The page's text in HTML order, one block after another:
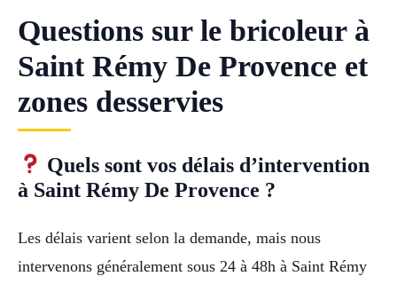
Questions sur le bricoleur à
Saint Rémy De Provence et
zones desservies
Quels sont vos délais d’intervention
à Saint Rémy De Provence ?
Les délais varient selon la demande, mais nous
intervenons généralement sous 24 à 48h à Saint Rémy